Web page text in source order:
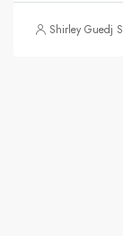
Shirley Guedj